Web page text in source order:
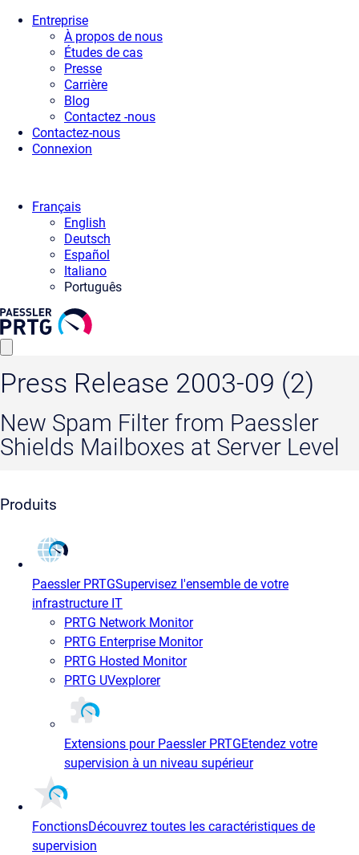
Entreprise
À propos de nous
Études de cas
Presse
Carrière
Blog
Contactez -nous
Contactez-nous
Connexion
Français
English
Deutsch
Español
Italiano
Português
Press Release 2003-09 (2)
New Spam Filter from Paessler
Shields Mailboxes at Server Level
Produits
Paessler PRTGSupervisez l'ensemble de votre
infrastructure IT
PRTG Network Monitor
PRTG Enterprise Monitor
PRTG Hosted Monitor
PRTG UVexplorer
Extensions pour Paessler PRTGEtendez votre
supervision à un niveau supérieur
FonctionsDécouvrez toutes les caractéristiques de
supervision